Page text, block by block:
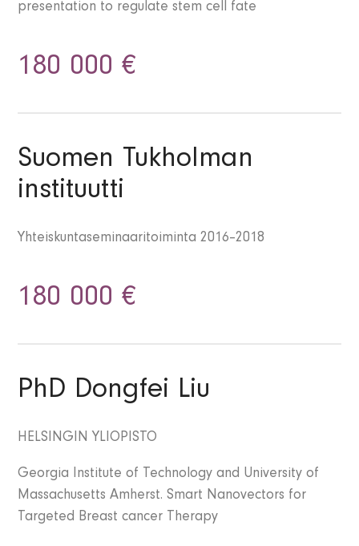
presentation to regulate stem cell fate
180 000 €
Suomen Tukholman
instituutti
Yhteiskuntaseminaaritoiminta 2016–2018
180 000 €
PhD Dongfei Liu
HELSINGIN YLIOPISTO
Georgia Institute of Technology and University of
Massachusetts Amherst. Smart Nanovectors for
Targeted Breast cancer Therapy